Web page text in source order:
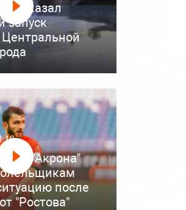
показал
запуск
из "Акрона"
после
"Ростова"